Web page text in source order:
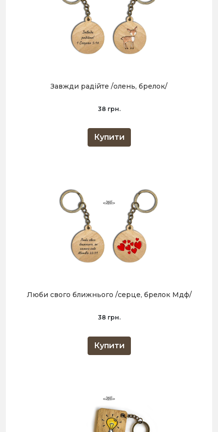
Завжди радійте /олень, брелок/
38 грн.
Купити
Люби свого ближнього /серце, брелок Мдф/
38 грн.
Купити